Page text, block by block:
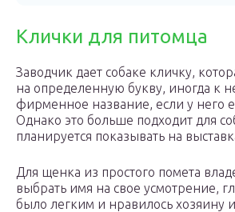
Клички для питомца
Заводчик дает собаке кличку,
на определенную букву, иногда к
фирменное название, если у него
Однако это больше подходит для
планируется показывать на
Для щенка из простого помета
выбрать имя на свое усмотрение,
было легким и нравилось хозяину